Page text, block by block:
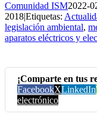
Comunidad ISM2022-
2018|Etiquetas:
legislación ambiental,
aparatos eléctricos y
¡Comparte en tus
FacebookXLinkedIn
electrónico